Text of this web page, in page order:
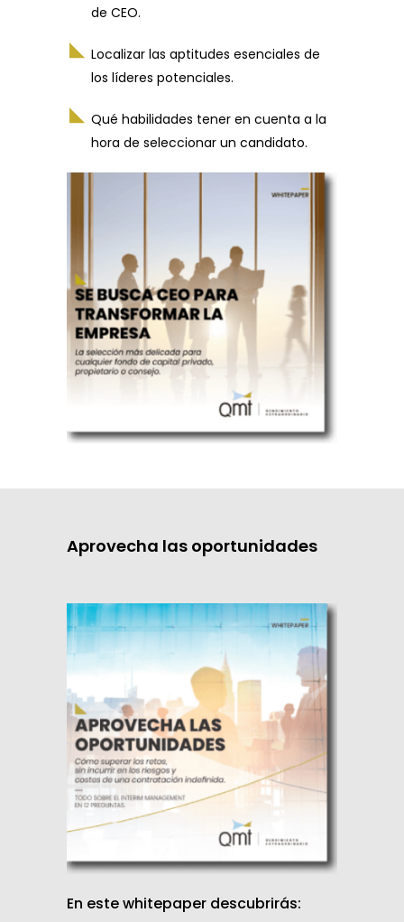
de CEO.
Localizar las aptitudes esenciales de
los líderes potenciales.
Qué habilidades tener en cuenta a la
hora de seleccionar un candidato.
Aprovecha las oportunidades
En este whitepaper descubrirás: